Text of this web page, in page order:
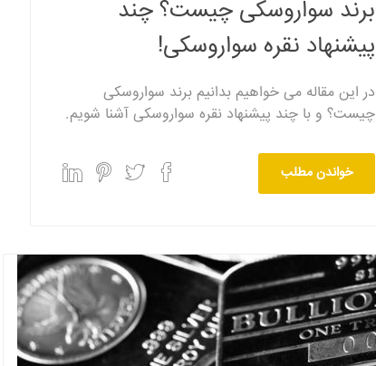
برند سواروسکی چیست؟ چند
پیشنهاد نقره سواروسکی!
در این مقاله می خواهیم بدانیم برند سواروسکی
چیست؟ و با چند پیشنهاد نقره سواروسکی آشنا شویم.
خواندن مطلب